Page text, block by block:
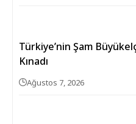
Türkiye’nin Şam
Kınadı
Ağustos 7, 2026